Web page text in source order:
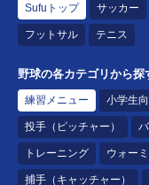
Sufuトップ サッカー
フットサル テニス
野球の各カテゴリから探
練習メニュー 小学生
投手（ピッチャー）
トレーニング ウォー
捕手（キャッチャー）